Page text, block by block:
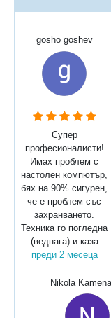
gosho goshev
Супер
професионалисти!
Имах проблем с
настолен компютър,
бях на 90% сигурен,
че е проблем със
захранването.
Техника го погледна
(веднага) и каза
преди 2 месеца
Nikola